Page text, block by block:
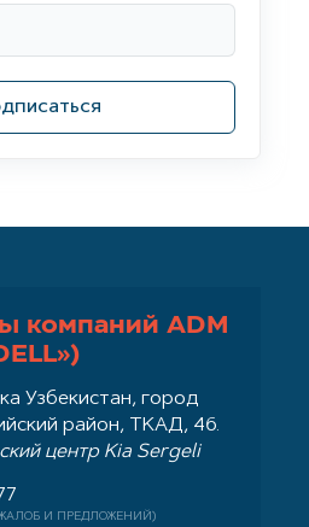
компаний ADM
Узбекистан, город
район, ТКАД, 46.
центр Kia Sergeli
И ПРЕДЛОЖЕНИЙ)